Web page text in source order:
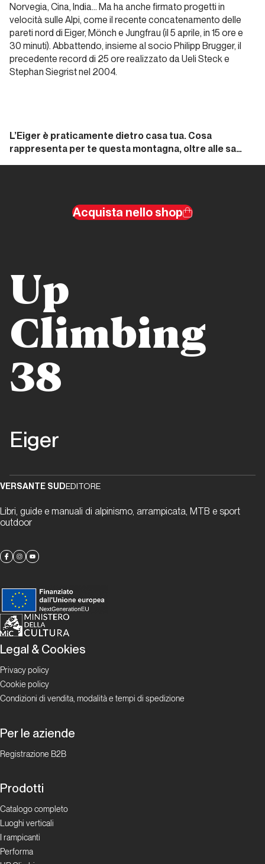
racconto
personale
Storia Moderna
Storia
The
Machine
L’ombra
Storia Moderna
Merci
la Vie
Top Routes
Possessione
Top Routes
Rinascimento
sull’Eiger
Top Routes
e
Shower
Top Routes
Meltdown
Top Routes
Norvegia, Cina, India... Ma ha anche firmato progetti in
velocità sulle Alpi, come il recente concatenamento delle
pareti nord di Eiger, Mönch e Jungfrau (il 5 aprile, in 15 ore e
30 minuti). Abbattendo, insieme al socio Philipp Brugger, il
precedente record di 25 ore realizzato da Ueli Steck e
Stephan Siegrist nel 2004.
L’Eiger è praticamente dietro casa tua. Cosa
rappresenta per te questa montagna, oltre alle sa…
Up
Climbing
38
Eiger
Acquista nello shop
VERSANTE SUDEDITORE
Libri, guide e manuali di alpinismo, arrampicata, MTB e sport
outdoor
Legal & Cookies
Privacy policy
Cookie policy
Condizioni di vendita, modalità e tempi di spedizione
Per le aziende
Registrazione B2B
Prodotti
Catalogo completo
Luoghi verticali
I rampicanti
Performa